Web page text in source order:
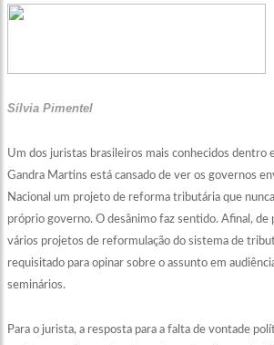
Sílvia Pimentel
Um dos juristas brasileiros mais conhecidos dentro
Gandra Martins está cansado de ver os governos
Nacional um projeto de reforma tributária que
próprio governo. O desânimo faz sentido. Afinal, de
vários projetos de reformulação do sistema de
requisitado para opinar sobre o assunto em
seminários.
Para o jurista, a resposta para a falta de vontade